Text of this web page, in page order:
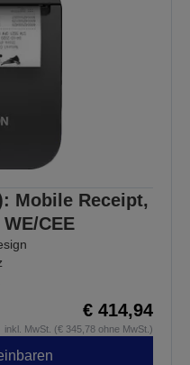
Mobile Receipt,
CEE
€ 414,94
inkl. MwSt. (€ 345,78 ohne MwSt.)